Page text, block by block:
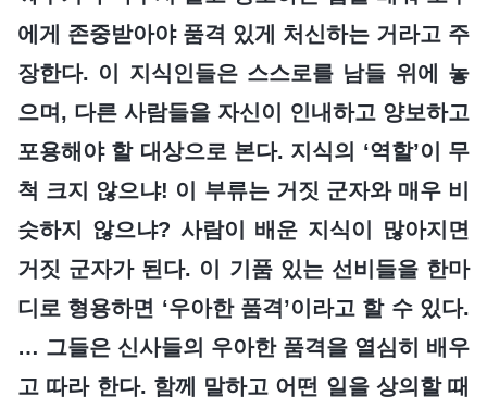
에게 존중받아야 품격 있게 처신하는 거라고 주
장한다. 이 지식인들은 스스로를 남들 위에 놓
으며, 다른 사람들을 자신이 인내하고 양보하고
포용해야 할 대상으로 본다. 지식의 ‘역할’이 무
척 크지 않으냐! 이 부류는 거짓 군자와 매우 비
슷하지 않으냐? 사람이 배운 지식이 많아지면
거짓 군자가 된다. 이 기품 있는 선비들을 한마
디로 형용하면 ‘우아한 품격’이라고 할 수 있다.
… 그들은 신사들의 우아한 품격을 열심히 배우
고 따라 한다. 함께 말하고 어떤 일을 상의할 때